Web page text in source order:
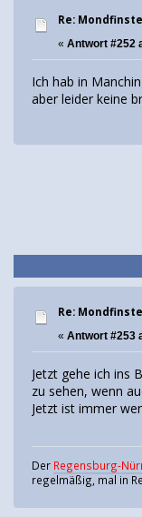
Re:
« Antwort #252
Ich hab in
aber leider keine
Re:
« Antwort #253
Jetzt gehe ich ins
zu sehen, wenn
Jetzt ist immer
Der Regensburg-
regelmäßig, mal in